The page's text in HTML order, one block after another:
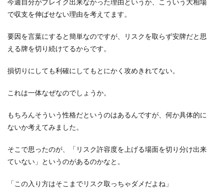
で収支を伸ばせない理由を考えてます。
要因を言葉にすると簡単なのですが、リスクを取らず安牌だと思
える牌を切り続けてるからです。
損切りにしても利確にしてもとにかく攻めきれてない。
これは一体なぜなのでしょうか。
もちろんそういう性格だというのはあるんですが、何か具体的に
ないか考えてみました。
そこで思ったのが、「リスク許容度を上げる場面を切り分け出来
ていない」というのがあるのかなと。
「この入り方はそこまでリスク取っちゃダメだよね」